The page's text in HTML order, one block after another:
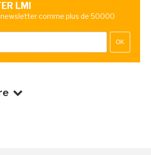
LMI
comme plus de 50000
OK